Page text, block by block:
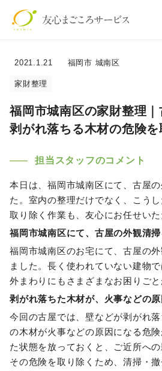
2021.1.21 福岡市 城南区
家財整理
福岡市城南区の家財整理｜
剥がれ落ちる木材の危険
担当スタッフのコメント
本日は、福岡市城南区にて、古屋
た。室内の整理だけでなく、こう
取り除く作業も、友心にお任せいた
福岡市城南区にて、古屋の外観清
福岡市城南区のお宅にて、古屋の
ました。長く使われていない建物
外まわりにもさまざまなお困りごと
剥がれ落ちた木材が、火事などの
今回の古屋では、壁などが剥がれ
の木材が火事などの原因になる危
た状態を放っておくと、ご近所への
その危険を取り除くため、清掃・